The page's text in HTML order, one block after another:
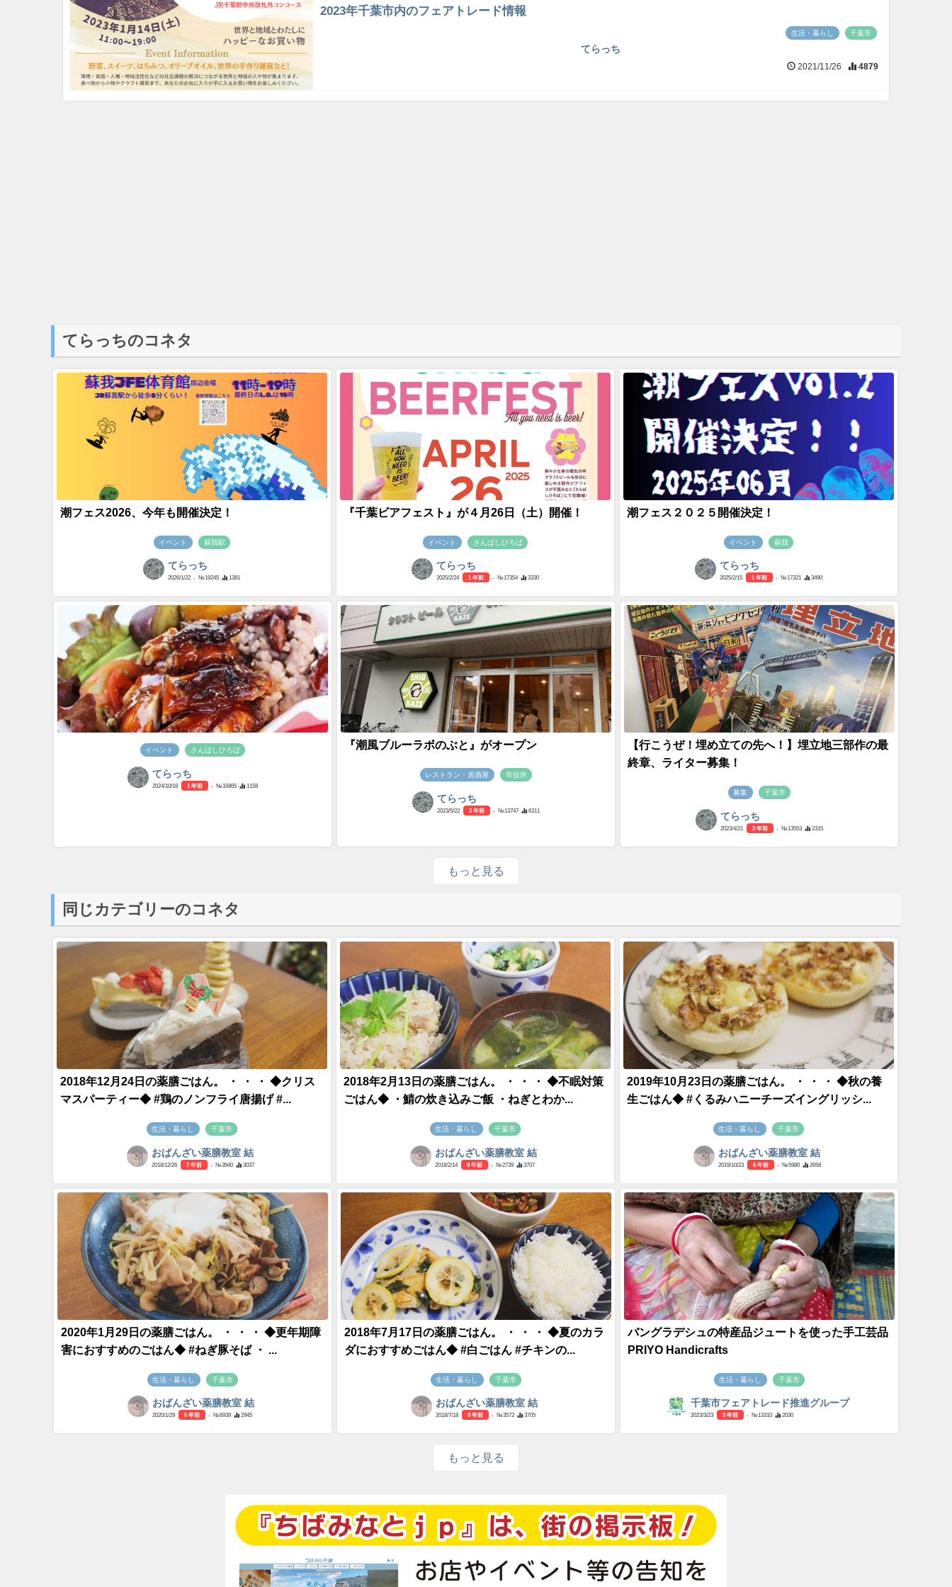
2023年千葉市内のフェアトレード情報
生活・暮らし 千葉市
てらっち
2021/11/26 4879
てらっちのコネタ
潮フェス2026、今年も開催決定！
イベント 蘇我駅
てらっち
2026/1/22 - №19245 1381
『千葉ビアフェスト』が４月26日（土）開催！
イベント さんばしひろば
てらっち
2025/2/24 1 年前 - №17354 3330
潮フェス２０２５開催決定！
イベント 蘇我
てらっち
2025/2/15 1 年前 - №17321 3490
イベント さんばしひろば
てらっち
2024/10/18 1 年前 - №16865 1158
『潮風ブルーラボのぶと』がオープン
レストラン・居酒屋 市役所
てらっち
2023/5/22 3 年前 - №13747 6311
【行こうぜ！埋め立ての先へ！】埋立地三部作の最
終章、ライター募集！
募集 千葉市
てらっち
2023/4/21 3 年前 - №13553 2315
もっと見る
同じカテゴリーのコネタ
2018年12月24日の薬膳ごはん。 ・ ・ ・ ◆クリス
マスパーティー◆ #鶏のノンフライ唐揚げ #...
生活・暮らし 千葉市
おばんざい薬膳教室 結
2018/12/26 7 年前 - №3940 3037
2018年2月13日の薬膳ごはん。 ・ ・ ・ ◆不眠対策
ごはん◆ ・鯖の炊き込みご飯 ・ねぎとわか...
生活・暮らし 千葉市
おばんざい薬膳教室 結
2018/2/14 8 年前 - №2739 3707
2019年10月23日の薬膳ごはん。 ・ ・ ・ ◆秋の養
生ごはん◆ #くるみハニーチーズイングリッシ...
生活・暮らし 千葉市
おばんざい薬膳教室 結
2019/10/23 6 年前 - №5980 2658
2020年1月29日の薬膳ごはん。 ・ ・ ・ ◆更年期障
害におすすめのごはん◆ #ねぎ豚そば ・ ...
生活・暮らし 千葉市
おばんざい薬膳教室 結
2020/1/29 6 年前 - №6939 2945
2018年7月17日の薬膳ごはん。 ・ ・ ・ ◆夏のカラ
ダにおすすめごはん◆ #白ごはん #チキンの...
生活・暮らし 千葉市
おばんざい薬膳教室 結
2018/7/18 8 年前 - №3572 3705
バングラデシュの特産品ジュートを使った手工芸品
PRIYO Handicrafts
生活・暮らし 千葉市
千葉市フェアトレード推進グループ
2023/3/23 3 年前 - №13310 2030
もっと見る